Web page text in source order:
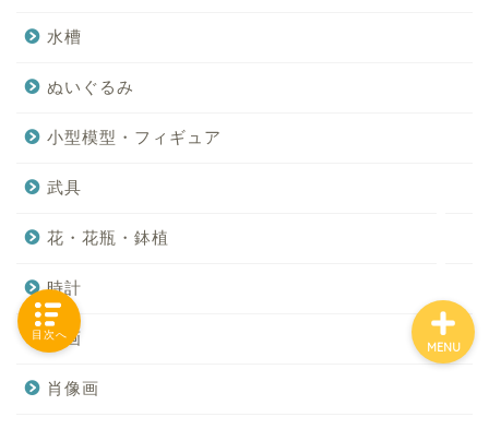
水槽
ぬいぐるみ
小型模型・フィギュア
武具
花・花瓶・鉢植
時計
絵画
肖像画
MENU
目次へ